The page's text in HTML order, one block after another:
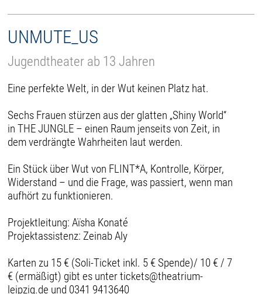
UNMUTE_US
Jugendtheater ab 13 Jahren
Eine perfekte Welt, in der Wut keinen Platz hat.
Sechs Frauen stürzen aus der glatten „Shiny World“
in THE JUNGLE – einen Raum jenseits von Zeit, in
dem verdrängte Wahrheiten laut werden.
Ein Stück über Wut von FLINT*A, Kontrolle, Körper,
Widerstand – und die Frage, was passiert, wenn man
aufhört zu funktionieren.
Projektleitung: Aïsha Konaté
Projektassistenz: Zeinab Aly
Karten zu 15 € (Soli-Ticket inkl. 5 € Spende)/ 10 € / 7
€ (ermäßigt) gibt es unter tickets@theatrium-
leipzig.de und 0341 9413640